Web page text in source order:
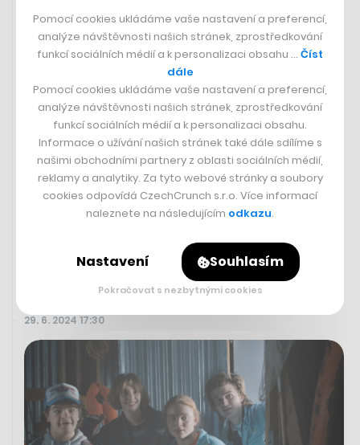
V americkém Las Vegas se v noci ze soboty na neděli
našeho času koná galavečer UFC 303, který vyvrcholí
titulovým zápasem o pás polotěžké váhy. V něm se
představí český zápasník Jiří Procházka, který bude
útočit na zisk druhého pásu v nejprestižnější MMA
organizaci světa. Proti němu bude stát Brazilec Alex
Pereira, s nímž před rokem titulový zápas prohrál. V roce
2022 slavil premiérový zisk pásu po výhře nad jiným
Brazilcem Gloverem Teixeirou. Poslední zápas karty
UFC 303 by se měl odehrát kolem šesté hodiny ranní
našeho času.
29. 6. 2024 17:30
Pomocí cookies ukládáme vaše nastavení a preferencí,
analýze návštěvnosti našich stránek, zprostředkování
funkcí sociálních médií a k personalizaci obsahu … Číst
dále
Pomocí cookies ukládáme vaše nastavení a preferencí,
analýze návštěvnosti našich stránek, zprostředkování
funkcí sociálních médií a k personalizaci obsahu.
Informace o užívání našich stránek také dále sdílíme s
našimi obchodními partnery z oblasti sociálních médií,
reklamy a analytiky. Za tyto webové stránky a soubory
cookies odpovídá CzechCrunch s.r.o. Více informací
naleznete na následujícím odkazu.
Nastavení Souhlasím
Pokračovat s nezbytnými cookies